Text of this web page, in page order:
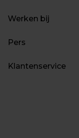
Werken bij
Pers
Klantenservice